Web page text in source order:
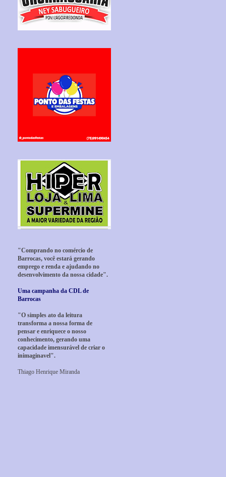
"Comprando no comércio de
Barrocas, você estará gerando
emprego e renda e ajudando no
desenvolvimento da nossa cidade".
Uma campanha da CDL de
Barrocas
"O simples ato da leitura
transforma a nossa forma de
pensar e enriquece o nosso
conhecimento, gerando uma
capacidade imensurável de criar o
inimaginavel".
Thiago Henrique Miranda